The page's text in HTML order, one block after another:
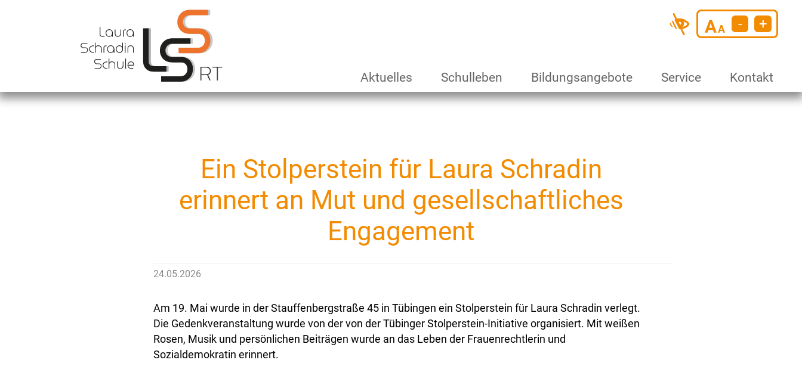
- +
Aktuelles Schulleben Bildungsangebote Service Kontakt
Next
Ein Stolperstein für Laura Schradin
erinnert an Mut und gesellschaftliches
Engagement
24.05.2026
Am 19. Mai wurde in der Stauffenbergstraße 45 in Tübingen ein Stolperstein für Laura Schradin verlegt.
Die Gedenkveranstaltung wurde von der von der Tübinger Stolperstein-Initiative organisiert. Mit weißen
Rosen, Musik und persönlichen Beiträgen wurde an das Leben der Frauenrechtlerin und
Sozialdemokratin erinnert.